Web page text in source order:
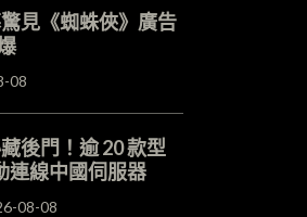
見《蜘蛛俠》廣告
08
後門！逾 20 款型
連線中國伺服器
08-08